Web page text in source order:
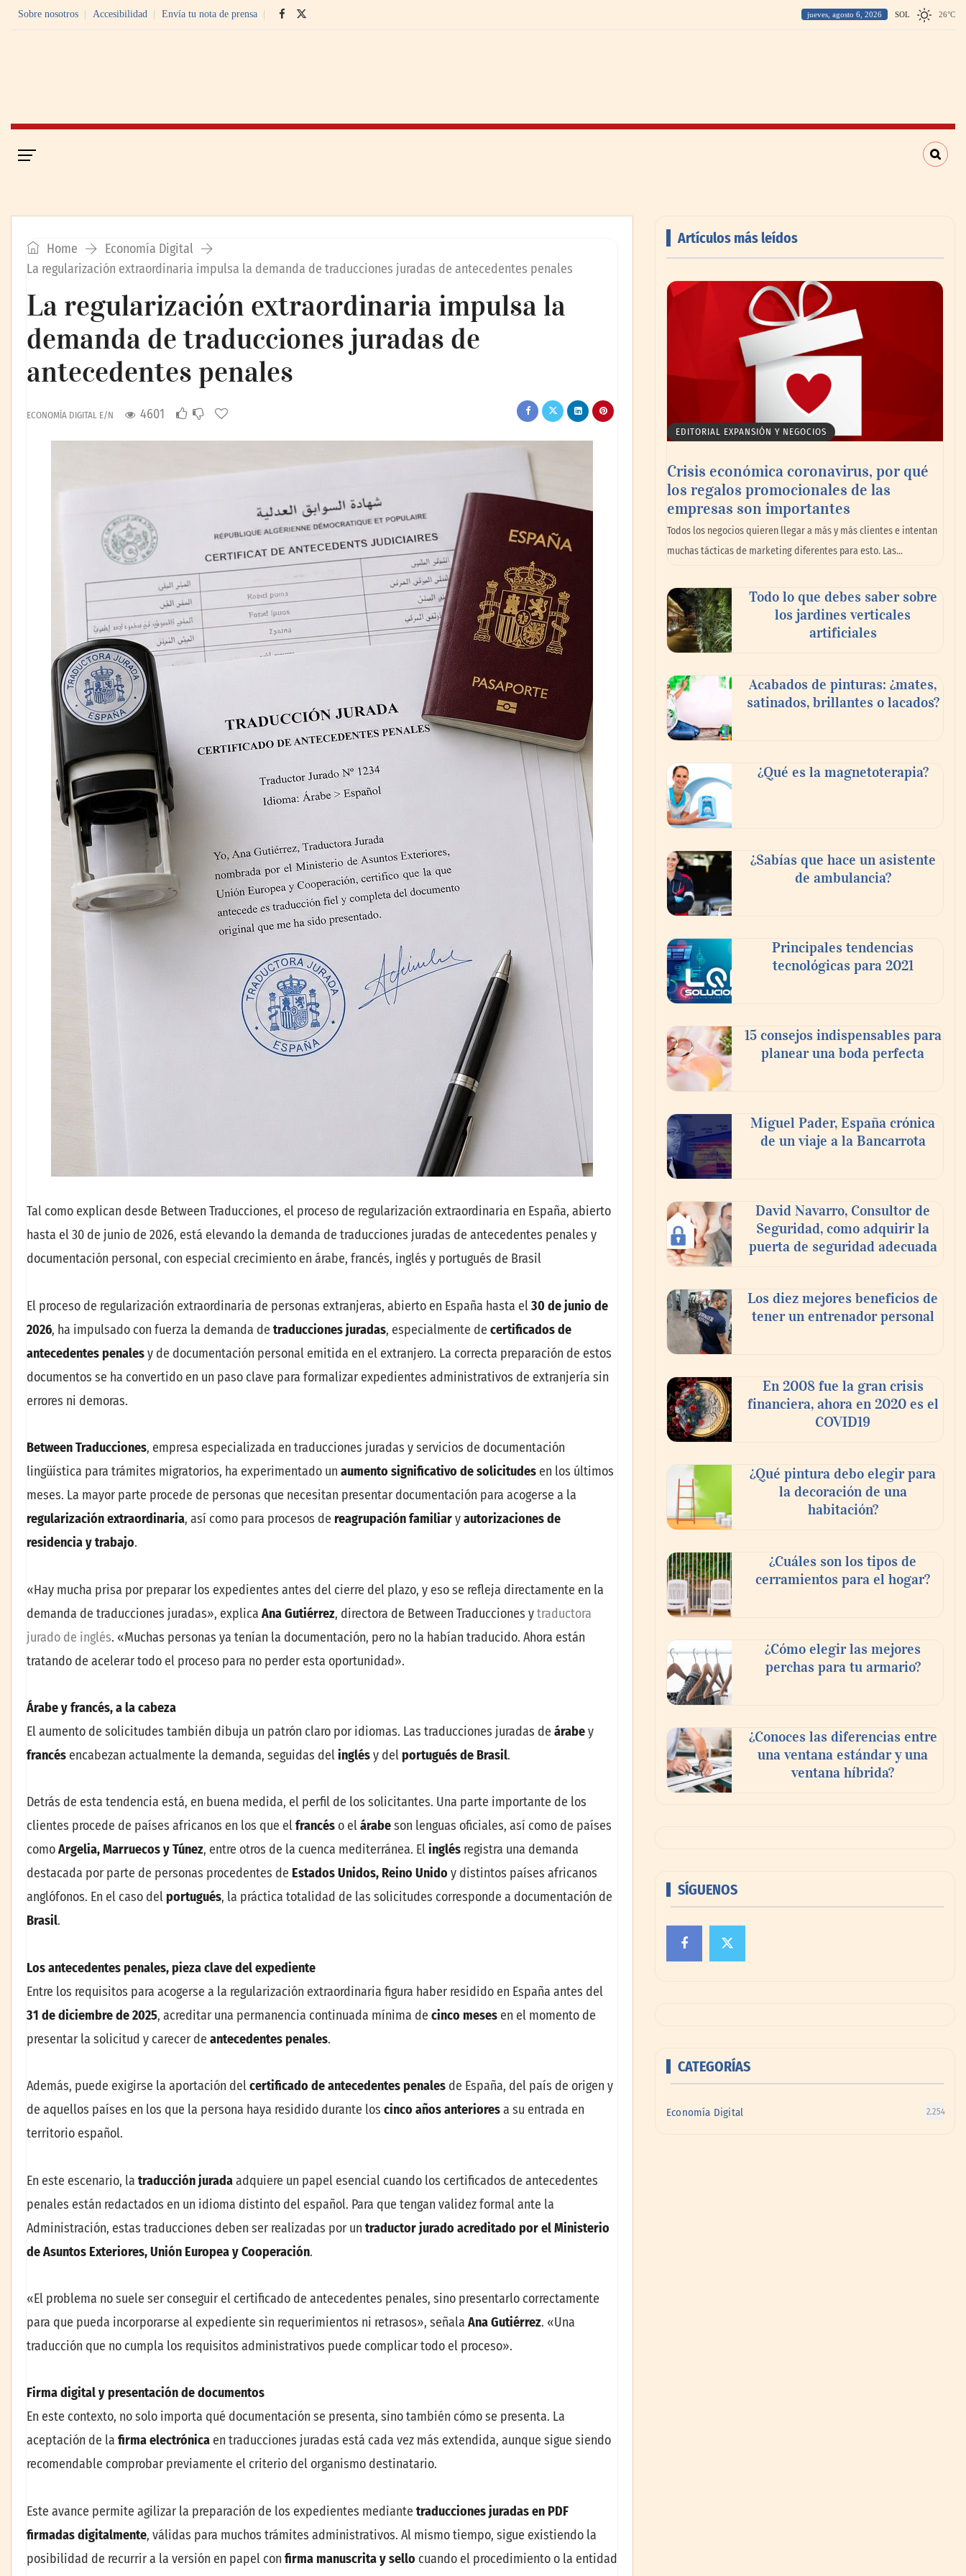
Sobre nosotros Accesibilidad Envía tu nota de prensa jueves, agosto 6, 2026 SOL 26°C
Home
Economía Digital
La regularización extraordinaria impulsa la demanda de traducciones juradas de antecedentes penales
La regularización extraordinaria impulsa la
demanda de traducciones juradas de
antecedentes penales
ECONOMÍA DIGITAL E/N 4601
Tal como explican desde Between Traducciones, el proceso de regularización extraordinaria en España, abierto
hasta el 30 de junio de 2026, está elevando la demanda de traducciones juradas de antecedentes penales y
documentación personal, con especial crecimiento en árabe, francés, inglés y portugués de Brasil
El proceso de regularización extraordinaria de personas extranjeras, abierto en España hasta el30 de junio de
2026, ha impulsado con fuerza la demanda de traducciones juradas, especialmente de certificados de
antecedentes penalesy de documentación personal emitida en el extranjero. La correcta preparación de estos
documentos se ha convertido en un paso clave para formalizar expedientes administrativos de extranjería sin
errores ni demoras.
Between Traducciones, empresa especializada en traducciones juradas y servicios de documentación
lingüística para trámites migratorios, ha experimentado un aumento significativo de solicitudes en los últimos
meses. La mayor parte procede de personas que necesitan presentar documentación para acogerse a la
regularización extraordinaria, así como para procesos de reagrupación familiaryautorizaciones de
residencia y trabajo.
«Hay mucha prisa por preparar los expedientes antes del cierre del plazo, y eso se refleja directamente en la
demanda de traducciones juradas», explica Ana Gutiérrez, directora de Between Traducciones ytraductora
jurado de inglés. «Muchas personas ya tenían la documentación, pero no la habían traducido. Ahora están
tratando de acelerar todo el proceso para no perder esta oportunidad».
Árabe y francés, a la cabeza
El aumento de solicitudes también dibuja un patrón claro por idiomas. Las traducciones juradas de árabey
francés encabezan actualmente la demanda, seguidas delinglésy del portugués de Brasil.
Detrás de esta tendencia está, en buena medida, el perfil de los solicitantes. Una parte importante de los
clientes procede de países africanos en los que elfrancés o elárabeson lenguas oficiales, así como de países
comoArgelia, Marruecos y Túnez, entre otros de la cuenca mediterránea. Elinglés registra una demanda
destacada por parte de personas procedentes de Estados Unidos, Reino Unido y distintos países africanos
anglófonos. En el caso del portugués, la práctica totalidad de las solicitudes corresponde a documentación de
Brasil.
Los antecedentes penales, pieza clave del expediente
Entre los requisitos para acogerse a la regularización extraordinaria figura haber residido en España antes del
31 de diciembre de 2025, acreditar una permanencia continuada mínima de cinco meses en el momento de
presentar la solicitud y carecer de antecedentes penales.
Además, puede exigirse la aportación delcertificado de antecedentes penales de España, del país de origen y
de aquellos países en los que la persona haya residido durante los cinco años anterioresa su entrada en
territorio español.
En este escenario, la traducción juradaadquiere un papel esencial cuando los certificados de antecedentes
penales están redactados en un idioma distinto del español. Para que tengan validez formal ante la
Administración, estas traducciones deben ser realizadas por un traductor jurado acreditado por el Ministerio
de Asuntos Exteriores, Unión Europea y Cooperación.
«El problema no suele ser conseguir el certificado de antecedentes penales, sino presentarlo correctamente
para que pueda incorporarse al expediente sin requerimientos ni retrasos», señala Ana Gutiérrez. «Una
traducción que no cumpla los requisitos administrativos puede complicar todo el proceso».
Firma digital y presentación de documentos
En este contexto, no solo importa qué documentación se presenta, sino también cómo se presenta. La
aceptación de la firma electrónica en traducciones juradas está cada vez más extendida, aunque sigue siendo
recomendable comprobar previamente el criterio del organismo destinatario.
Este avance permite agilizar la preparación de los expedientes mediante traducciones juradas en PDF
firmadas digitalmente, válidas para muchos trámites administrativos. Al mismo tiempo, sigue existiendo la
posibilidad de recurrir a la versión en papel con firma manuscrita y sello cuando el procedimiento o la entidad
Artículos más leídos
EDITORIAL EXPANSIÓN Y NEGOCIOS
Crisis económica coronavirus, por qué
los regalos promocionales de las
empresas son importantes
Todos los negocios quieren llegar a más y más clientes e intentan
muchas tácticas de marketing diferentes para esto. Las…
Todo lo que debes saber sobre
los jardines verticales
artificiales
Acabados de pinturas: ¿mates,
satinados, brillantes o lacados?
¿Qué es la magnetoterapia?
¿Sabías que hace un asistente
de ambulancia?
Principales tendencias
tecnológicas para 2021
15 consejos indispensables para
planear una boda perfecta
Miguel Pader, España crónica
de un viaje a la Bancarrota
David Navarro, Consultor de
Seguridad, como adquirir la
puerta de seguridad adecuada
Los diez mejores beneficios de
tener un entrenador personal
En 2008 fue la gran crisis
financiera, ahora en 2020 es el
COVID19
¿Qué pintura debo elegir para
la decoración de una
habitación?
¿Cuáles son los tipos de
cerramientos para el hogar?
¿Cómo elegir las mejores
perchas para tu armario?
¿Conoces las diferencias entre
una ventana estándar y una
ventana híbrida?
SÍGUENOS
CATEGORÍAS
Economía Digital 2.254